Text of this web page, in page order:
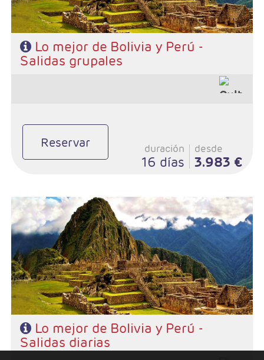
Lo mejor de Bolivia y Perú -
Salidas grupales
Reservar duración
16 días
desde
3.983 €
- Salidas: Diarias
- Ruta: 1 noche Santa Cruz, 1 noche Sucre, 2 noches Uyuni, 2
noches La Paz, 2 noches Puno, 3 noches Cusco, 1 noche
Urubamba, 1 noche Lima
- Categoría hotelera: Standard o Superior
- Régimen: Alojamiento y desayuno
Lo mejor de Bolivia y Perú -
Salidas diarias